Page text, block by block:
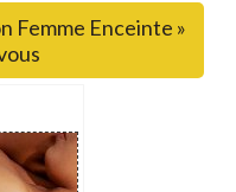
Femme Enceinte »